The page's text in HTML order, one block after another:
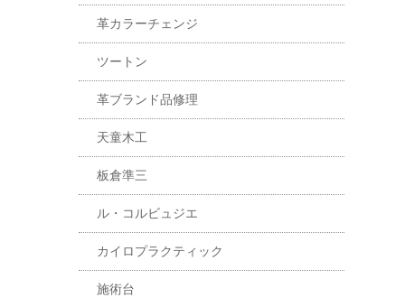
革カラーチェンジ
ツートン
革ブランド品修理
天童木工
板倉準三
ル・コルビュジエ
カイロプラクティック
施術台